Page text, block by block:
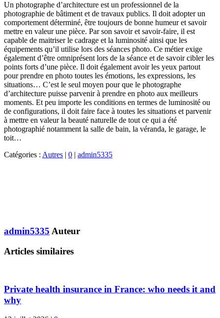
Un photographe d’architecture est un professionnel de la
photographie de bâtiment et de travaux publics. Il doit adopter un
comportement déterminé, être toujours de bonne humeur et savoir
mettre en valeur une pièce. Par son savoir et savoir-faire, il est
capable de maitriser le cadrage et la luminosité ainsi que les
équipements qu’il utilise lors des séances photo. Ce métier exige
également d’être omniprésent lors de la séance et de savoir cibler les
points forts d’une pièce. Il doit également avoir les yeux partout
pour prendre en photo toutes les émotions, les expressions, les
situations… C’est le seul moyen pour que le photographe
d’architecture puisse parvenir à prendre en photo aux meilleurs
moments. Et peu importe les conditions en termes de luminosité ou
de configurations, il doit faire face à toutes les situations et parvenir
à mettre en valeur la beauté naturelle de tout ce qui a été
photographié notamment la salle de bain, la véranda, le garage, le
toit…
Catégories : Autres | 0 | admin5335
admin5335 Auteur
Articles similaires
Private health insurance in France: who needs it and
why